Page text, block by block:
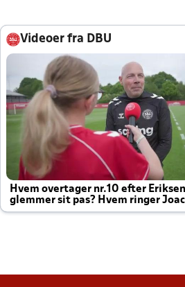
Videoer fra DBU
Hvem overtager nr.10 efter
glemmer sit pas? Hvem ringer
altid til efter kampe?